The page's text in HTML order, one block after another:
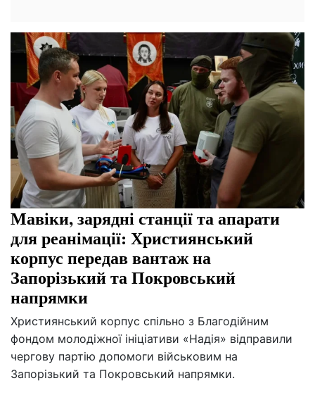
Мавіки, зарядні станції та апарати
для реанімації: Християнський
корпус передав вантаж на
Запорізький та Покровський
напрямки
Християнський корпус спільно з Благодійним
фондом молодіжної ініціативи «Надія» відправили
чергову партію допомоги військовим на
Запорізький та Покровський напрямки.